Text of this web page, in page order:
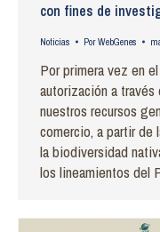
con fines de
Noticias PorWebGenes
Por primera vez en
autorización a
nuestros recursos
comercio, a partir de
la biodiversidad
los lineamientos del